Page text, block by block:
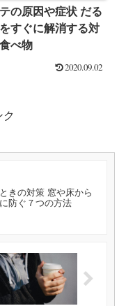
の原因や症状 だる
すぐに解消する対
べ物
2020.09.02
きの対策 窓や床から
防ぐ７つの方法